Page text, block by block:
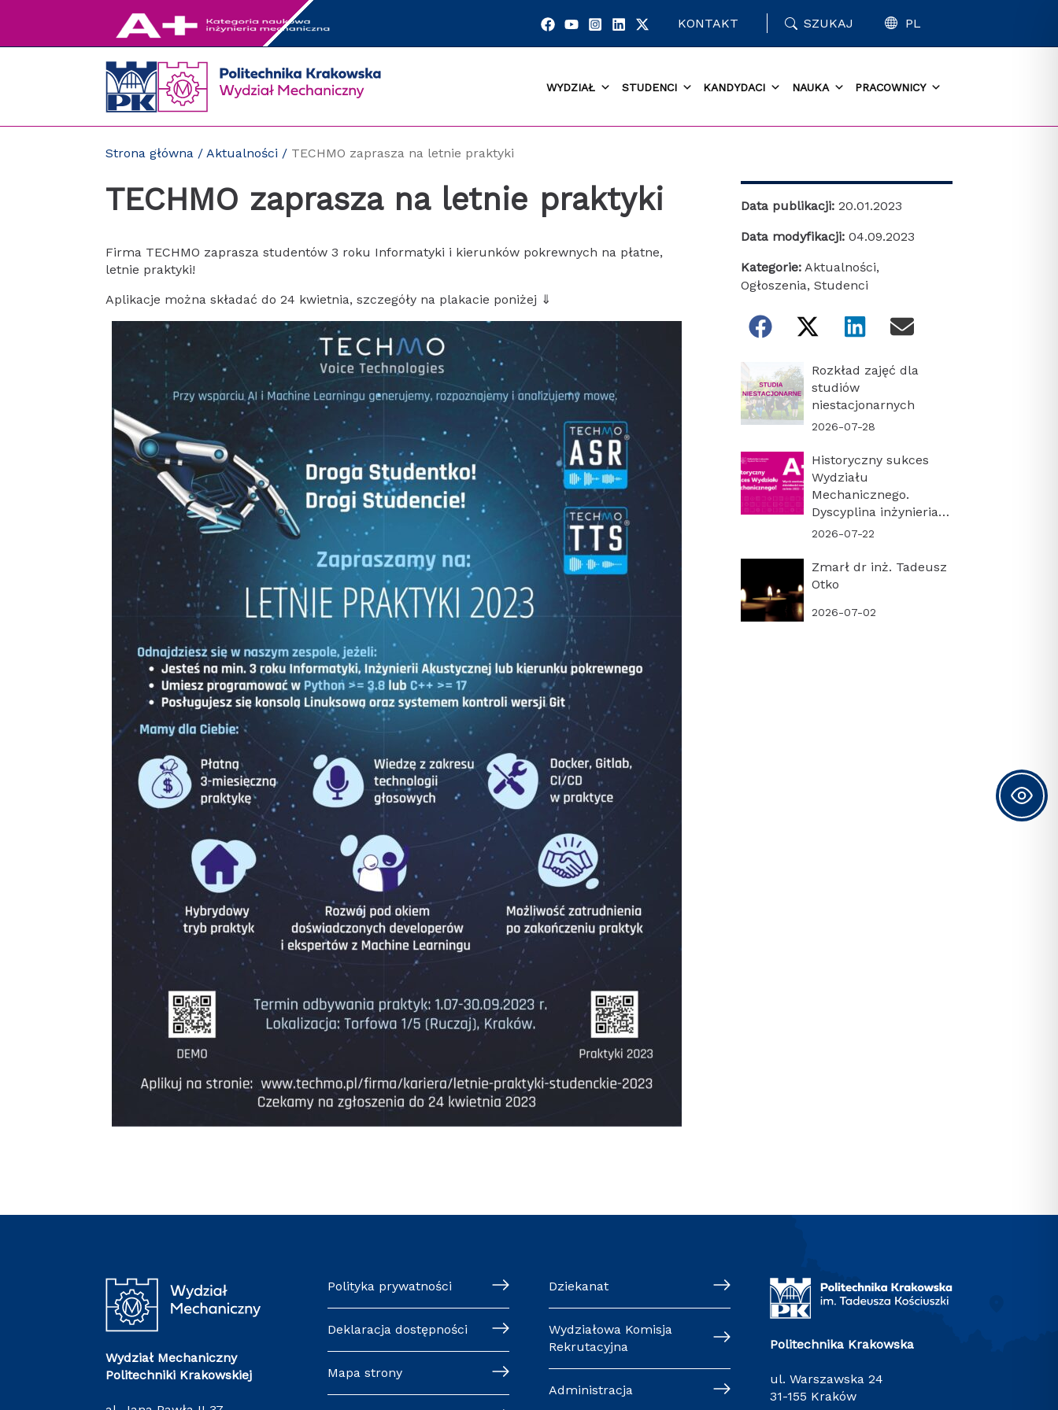
KONTAKT SZUKAJ PL
WYDZIAŁ STUDENCI KANDYDACI NAUKA PRACOWNICY
Strona główna /Aktualności / TECHMO zaprasza na letnie praktyki
TECHMO zaprasza na letnie praktyki
Firma TECHMO zaprasza studentów 3 roku Informatyki i kierunków pokrewnych na płatne,
letnie praktyki!
Aplikacje można składać do 24 kwietnia, szczegóły na plakacie poniżej ⇓
Data publikacji: 20.01.2023
Data modyfikacji: 04.09.2023
Kategorie: Aktualności,
Ogłoszenia, Studenci
Rozkład zajęć dla
studiów
niestacjonarnych
2026-07-28
Historyczny sukces
Wydziału
Mechanicznego.
Dyscyplina inżynieria
mechaniczna z
naukową A+!
2026-07-22
Zmarł dr inż. Tadeusz
Otko
2026-07-02
Wydział Mechaniczny
Politechniki Krakowskiej
Polityka prywatności
Deklaracja dostępności
Mapa strony
Dziekanat
Wydziałowa Komisja
Rekrutacyjna
Administracja
Politechnika Krakowska
ul. Warszawska 24
31-155 Kraków